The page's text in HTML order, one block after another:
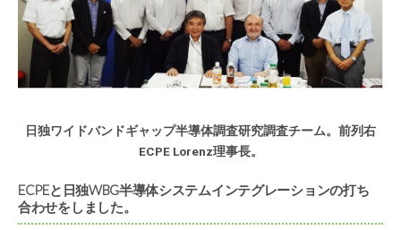
日独ワイドバンドギャップ半導体調査研究調査チーム。前列右
ECPE Lorenz理事長。
ECPEと日独WBG半導体システムインテグレーションの打ち
合わせをしました。